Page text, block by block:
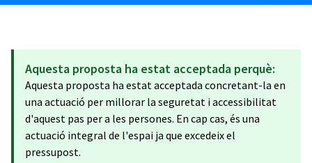
Aquesta proposta ha estat acceptada perquè:
Aquesta proposta ha estat acceptada concretant-la en
una actuació per millorar la seguretat i accessibilitat
d'aquest pas per a les persones. En cap cas, és una
actuació integral de l'espai ja que excedeix el
pressupost.